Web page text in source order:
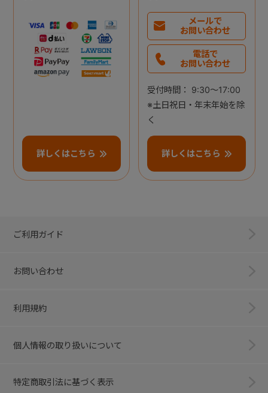
詳しくはこちら
メールで
お問い合わせ
電話で
お問い合わせ
受付時間： 9:30～17:00
※土日祝日・年末年始を除
く
詳しくはこちら
ご利用ガイド
お問い合わせ
利用規約
個人情報の取り扱いについて
特定商取引法に基づく表示